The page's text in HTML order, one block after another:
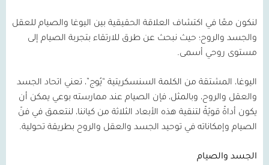
لنكون معًا في اكتشاف العلاقة الحقيقية بين اليوغا والصيام للعقل
والجسد والروح؛ حيث نبحث عن طرق للارتقاء بتجربة الصيام إلى
مستوى روحي أسمى.
اليوغا، المشتقة من الكلمة السنسكريتية “يُوج”، تعني اتحاد الجسد
والعقل والروح، وبالمثل، فإن الصيام عند ممارسته بوعي يمكن أن
يكون أداةً قويّةً لتنقية هذه الأبعاد الثلاثة من كياننا، لنتعمق في فنّ
الصيام وإمكاناته في توحيد الجسد والعقل والروح بطريقة تحولية.
الجسد والصيام